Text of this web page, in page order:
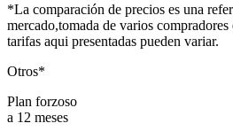
*La comparación de precios es una
mercado,tomada de varios
tarifas aqui presentadas pueden variar.
Otros*
Plan forzoso
a 12 meses